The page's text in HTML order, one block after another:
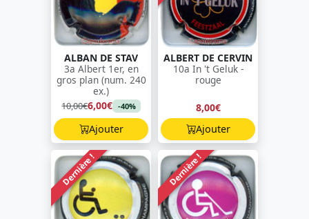
ALBAN DE STAV
3a Albert 1er, en
gros plan (num. 240
ex.)
10,00€6,00€ -40%
Ajouter
ALBERT DE CERVIN
10a In 't Geluk -
rouge
8,00€
Ajouter
Dernière ! Dernière !